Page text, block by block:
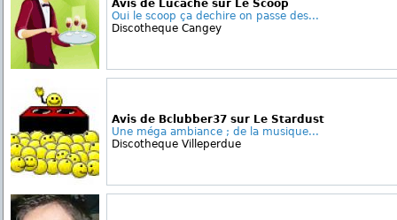
Avis de Lucache sur Le Scoop
Oui le scoop ça dechire on passe des...
Discotheque Cangey
Avis de Bclubber37 sur Le Stardust
Une méga ambiance ; de la musique...
Discotheque Villeperdue